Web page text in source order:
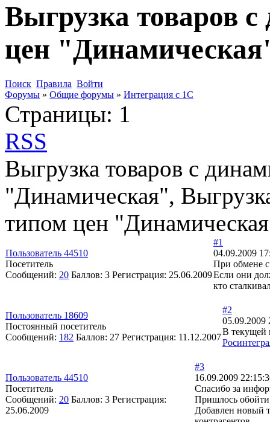
Выгрузка товаров
цен
Поиск Правила Войти
Форумы » Общие форумы » Интеграция с 1С
Страницы: 1
RSS
Выгрузка товаров с
"Динамическая",
типом цен
Пользователь 44510
Посетитель
Сообщений: 20 Баллов: 3 Регистрация: 25.06.2009
#1
04.09.2009
При обмене
Если они
кто
Пользователь 18609
Постоянный посетитель
Сообщений: 182 Баллов: 27 Регистрация: 11.12.2007
#2
05.09.2009
В текущей
Пользователь 44510
Посетитель
Сообщений: 20 Баллов: 3 Регистрация:
25.06.2009
#3
16.09.2009
Спасибо за
Пришлось обойти
Добавлен новый